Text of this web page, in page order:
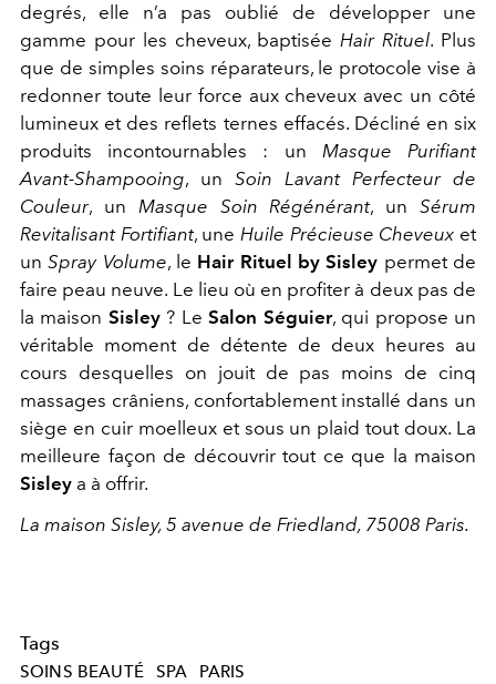
degrés, elle n’a pas oublié de développer une
gamme pour les cheveux, baptiséeHair Rituel. Plus
que de simples soins réparateurs, le protocole vise à
redonner toute leur force aux cheveux avec un côté
lumineux et des reflets ternes effacés. Décliné en six
produits incontournables : un Masque Purifiant
Avant-Shampooing, un Soin Lavant Perfecteur de
Couleur, un Masque Soin Régénérant, unSérum
Revitalisant Fortifiant, uneHuile Précieuse Cheveux et
unSpray Volume, le Hair Rituel by Sisley permet de
faire peau neuve. Le lieu où en profiter à deux pas de
la maison Sisley? LeSalon Séguier, qui propose un
véritable moment de détente de deux heures au
cours desquelles on jouit de pas moins de cinq
massages crâniens, confortablement installé dans un
siège en cuir moelleux et sous un plaid tout doux. La
meilleure façon de découvrir tout ce que la maison
Sisley a à offrir.
La maison Sisley, 5 avenue de Friedland, 75008 Paris.
Tags
SOINS BEAUTÉ SPA PARIS